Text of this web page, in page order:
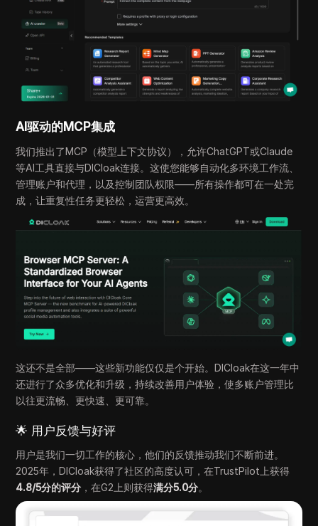
AI驱动的MCP集成
我们推出了MCP（模型上下文协议），允许ChatGPT或Claude
等AI工具直接与DICloak连接。这使您能够自动化多环境工作流、
管理账户和代理，以及控制团队权限——所有操作都可在一处完
成，让重复性任务更轻松，运营更高效。
这还不是全部——这些新功能仅仅是个开始。DICloak在这一年中
还进行了众多优化和升级，持续改善用户体验，使多账户管理比
以往更流畅、更快速、更可靠。
🌟 用户反馈与好评
用户是我们一切工作的核心，他们的反馈推动我们不断前进。
2025年，DICloak获得了社区的高度认可，在TrustPilot上获得
4.8/5分的评分 ，在G2上则获得满分5.0分。